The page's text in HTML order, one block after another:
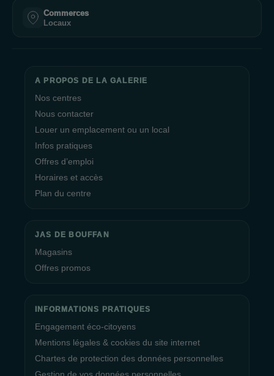
Commerces
Locaux
A PROPOS DE LA GALERIE
Nos centres
Nous contacter
Louer un emplacement ou un local
Infos pratiques
Offres d’emploi
Horaires et accès
Plan du centre
JAS DE BOUFFAN
Magasins
Offres promos
INFORMATIONS PRATIQUES
Engagement éco-citoyens
Mentions légales & cookies du site internet
Chartes de protection des données personnelles